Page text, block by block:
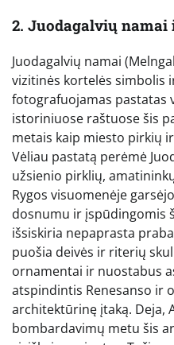
2. Juodagalvių namai
Juodagalvių namai
vizitinės kortelės simbolis
fotografuojamas pastatas
istoriniuose raštuose šis
metais kaip miesto pirkių
Vėliau pastatą perėmė
užsienio pirklių,
Rygos visuomenėje
dosnumu ir įspūdingomis
išsiskiria nepaprasta
puošia deivės ir riterių
ornamentai ir nuostabus
atspindintis Renesanso ir
architektūrinę įtaką. Deja,
bombardavimų metu šis